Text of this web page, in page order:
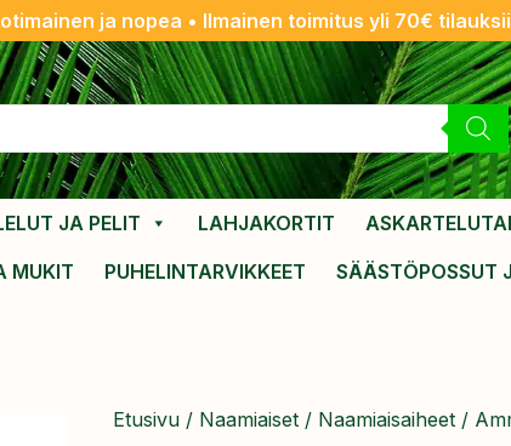
ja nopea • Ilmainen toimitus yli 70€
JA PELIT LAHJAKORTIT
MUKIT PUHELINTARVIKKEET SÄÄSTÖPOSSUT
Etusivu / Naamiaiset / Naamiaisaiheet /